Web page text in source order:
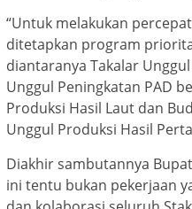
“Untuk melakukan
ditetapkan program
diantaranya Takalar
Unggul Peningkatan PAD
Produksi Hasil Laut dan
Unggul Produksi Hasil
Diakhir sambutannya
ini tentu bukan pekerjaan